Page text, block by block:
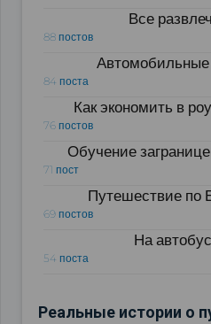
Все
88 постов
84 поста
Как экономить в
76 постов
Обучение
71 пост
Путешествие по
69 постов
На
54 поста
Реальные истории о